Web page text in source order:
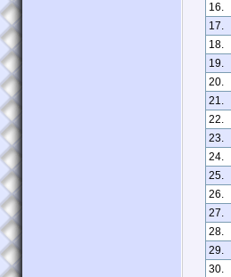
16.
17.
18.
19.
20.
21.
22.
23.
24.
25.
26.
27.
28.
29.
30.